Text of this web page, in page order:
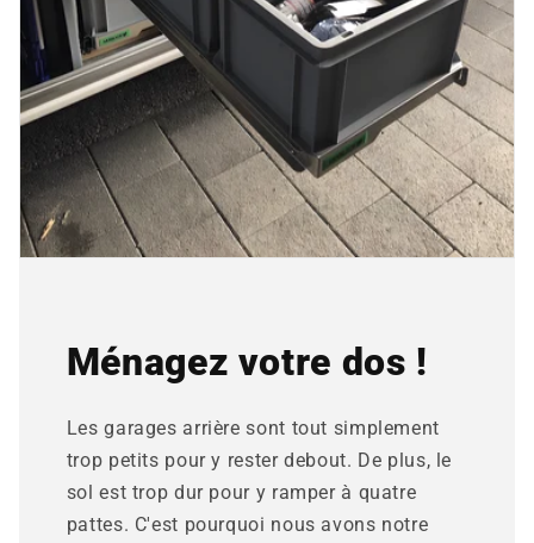
Ménagez votre dos !
Les garages arrière sont tout simplement
trop petits pour y rester debout. De plus, le
sol est trop dur pour y ramper à quatre
pattes. C'est pourquoi nous avons notre